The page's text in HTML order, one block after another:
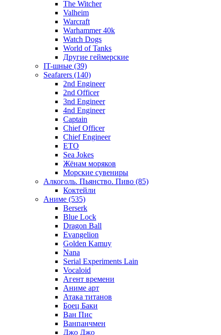
The Witcher
Valheim
Warcraft
Warhammer 40k
Watch Dogs
World of Tanks
Другие геймерские
IT-шные (39)
Seafarers (140)
2nd Engineer
2nd Officer
3nd Engineer
4nd Engineer
Captain
Chief Officer
Chief Еngineer
ETO
Sea Jokes
Жёнам моряков
Морские сувениры
Алкоголь. Пьянство. Пиво (85)
Коктейли
Аниме (535)
Berserk
Blue Lock
Dragon Ball
Evangelion
Golden Kamuy
Nana
Serial Experiments Lain
Vocaloid
Агент времени
Аниме арт
Атака титанов
Боец Баки
Ван Пис
Ванпанчмен
Джо Джо